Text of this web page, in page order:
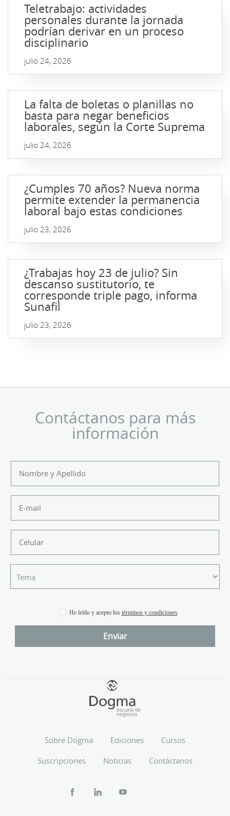
Teletrabajo: actividades
personales durante la jornada
podrían derivar en un proceso
disciplinario
julio 24, 2026
La falta de boletas o planillas no
basta para negar beneficios
laborales, según la Corte Suprema
julio 24, 2026
¿Cumples 70 años? Nueva norma
permite extender la permanencia
laboral bajo estas condiciones
julio 23, 2026
¿Trabajas hoy 23 de julio? Sin
descanso sustitutorio, te
corresponde triple pago, informa
Sunafil
julio 23, 2026
Contáctanos para más
información
He leído y acepto los términos y condiciones
Sobre Dogma Ediciones
Cursos
Suscripciones
Noticias Contáctanos